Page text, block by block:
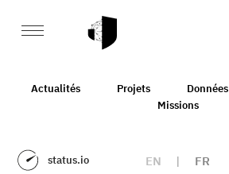
Actualités Projets Données
Missions
status.io EN | FR